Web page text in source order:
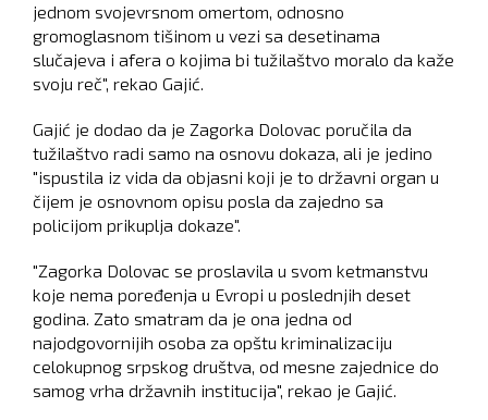
jednom svojevrsnom omertom, odnosno
gromoglasnom tišinom u vezi sa desetinama
slučajeva i afera o kojima bi tužilaštvo moralo da kaže
svoju reč", rekao Gajić.
Gajić je dodao da je Zagorka Dolovac poručila da
tužilaštvo radi samo na osnovu dokaza, ali je jedino
"ispustila iz vida da objasni koji je to državni organ u
čijem je osnovnom opisu posla da zajedno sa
policijom prikuplja dokaze".
"Zagorka Dolovac se proslavila u svom ketmanstvu
koje nema poređenja u Evropi u poslednjih deset
godina. Zato smatram da je ona jedna od
najodgovornijih osoba za opštu kriminalizaciju
celokupnog srpskog društva, od mesne zajednice do
samog vrha državnih institucija", rekao je Gajić.